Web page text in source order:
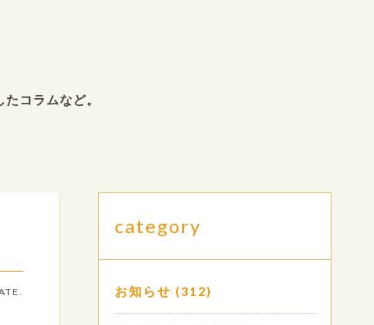
コラムなど。
category
お知らせ (312)